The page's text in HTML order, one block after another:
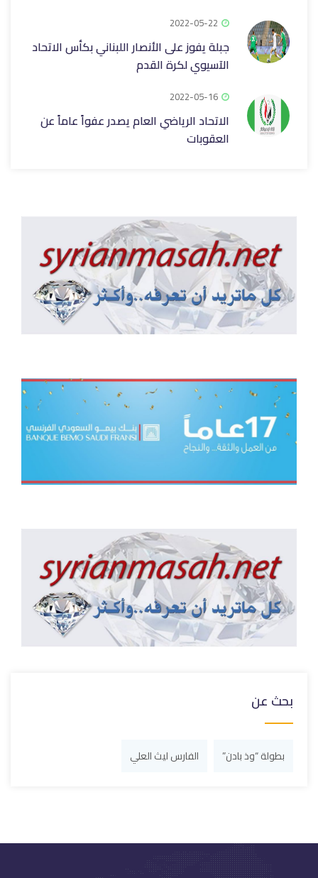
2022-05-22
جبلة يفوز على الأنصار اللبناني بكأس الاتحاد
الآسيوي لكرة القدم
2022-05-16
الاتحاد الرياضي العام يصدر عفواً عاماً عن
العقوبات
بحث عن
بطولة “وذ بادن” الفارس ليث العلي